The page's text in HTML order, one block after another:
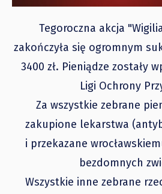
Tegoroczna akcja
zakończyła się ogromnym
3400 zł. Pieniądze zostały
Ligi Ochrony
Za wszystkie zebrane
zakupione lekarstwa
i przekazane
bezdomnych
Wszystkie inne zebrane